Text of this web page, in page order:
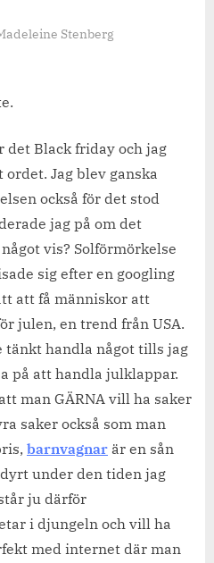
Stenberg
det Black friday och jag
Jag blev ganska
också för det stod
jag på om det
vis? Solförmörkelse
sig efter en googling
att få människor att
julen, en trend från USA.
tänkt handla något tills jag
på att handla julklappar.
man GÄRNA vill ha saker
saker också som man
barnvagnar är en sån
under den tiden jag
ju därför
i djungeln och vill ha
med internet där man